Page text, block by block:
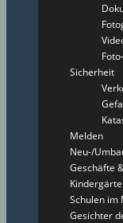
Sicherheit
Melden
Neu-/
Geschäfte
Schulen im
Gesichter